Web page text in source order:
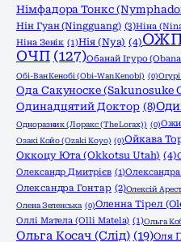
Німфадора Тонкс
Нін Гуан (Ningguang) (3)Ніна
Ніна Зенік (1)Нія (Nya) (4)
ОЧП (127)Обанай Ігуро
Обі-Ван Кенобі (Obi-Wan Kenobi) (0)
Ода Сакуноске (Sakunosuke
Одинадцятий Доктор (8)
Одноразник (Лоракс (The Lorax)) (0)
Озакі Койо (Ozaki Koyo) (0)Ойкава
Оккоцу Юта (Okkotsu Utah) (4)
Олександр Дмитрієв (1)
Олександра Гонтар (2)Олексій
Олена Зеленська (0)Оленна Тірел
Оллі Матела (Olli Matela) (1)Ольга
Ольга Косач (Слід) (19)Оля